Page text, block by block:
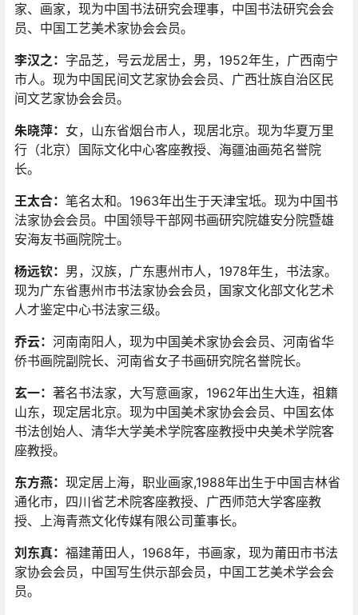
家、画家，现为中国书法研究会理事，中国书法研究会会
员、中国工艺美术家协会会员。
李汉之： 字品芝，号云龙居士，男，1952年生，广西南宁
市人。现为中国民间文艺家协会会员、广西壮族自治区民
间文艺家协会会员。
朱晓萍： 女，山东省烟台市人，现居北京。现为华夏万里
行（北京）国际文化中心客座教授、海疆油画苑名誉院
长。
王太合： 笔名太和。1963年出生于天津宝坻。现为中国书
法家协会会员。中国领导干部网书画研究院雄安分院暨雄
安海友书画院院士。
杨远钦： 男，汉族，广东惠州市人，1978年生，书法家。
现为广东省惠州市书法家协会会员，国家文化部文化艺术
人才鉴定中心书法家三级。
乔云： 河南南阳人，现为中国美术家协会会员、河南省华
侨书画院副院长、河南省女子书画研究院名誉院长。
玄一： 著名书法家，大写意画家，1962年出生大连，祖籍
山东，现定居北京。现为中国美术家协会会员、中国玄体
书法创始人、清华大学美术学院客座教授中央美术学院客
座教授。
东方燕： 现定居上海，职业画家,1988年出生于中国吉林省
通化市，四川省艺术院客座教授、广西师范大学客座教
授、上海青燕文化传媒有限公司董事长。
刘东真： 福建莆田人，1968年，书画家，现为莆田市书法
家协会会员，中国写生供示部会员，中国工艺美术学会会
员。